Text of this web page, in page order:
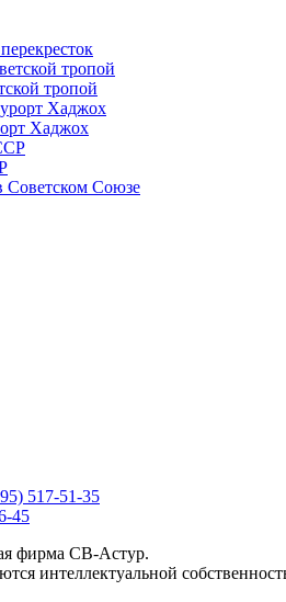
тропой
Хаджох
Советском Союзе
517-51-35
45
фирма СВ-Астур.
интеллектуальной